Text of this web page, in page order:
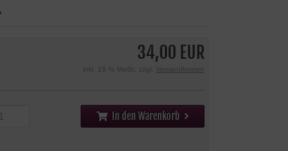
34,00 EUR
inkl. 19 % MwSt. zzgl. Versandkosten
In den Warenkorb